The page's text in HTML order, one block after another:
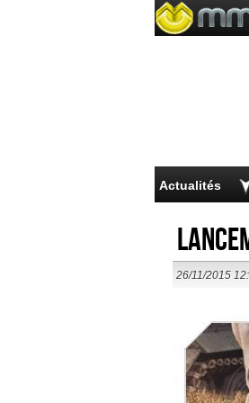
Actualités
26/11/2015